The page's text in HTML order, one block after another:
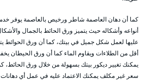
كما أن دهان العاصمة شاطر ورخيص بالعاصمة يوفر
أنواعه وأشكاله حيث يتميز ورق الحائط بالجمال
عليها لعمل شكل جميل في بيتك، كما أن ورق الحوائط
أقل من الطلاءات ويقاوم الماء كما أن ورق الحيطان
يمكنك تغيير ديكور بيتك بسهولة من خلال ورق الحائط،
سعر غير مكلف يمكنك الاعتماد عليه في عمل أي